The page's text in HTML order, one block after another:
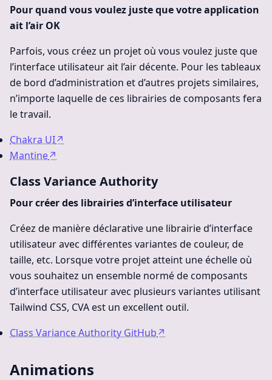
Pour quand vous voulez juste que votre application
ait l’air OK
Parfois, vous créez un projet où vous voulez juste que
l’interface utilisateur ait l’air décente. Pour les tableaux
de bord d’administration et d’autres projets similaires,
n’importe laquelle de ces librairies de composants fera
le travail.
Chakra UI↗
Mantine↗
Class Variance Authority
Pour créer des librairies d’interface utilisateur
Créez de manière déclarative une librairie d’interface
utilisateur avec différentes variantes de couleur, de
taille, etc. Lorsque votre projet atteint une échelle où
vous souhaitez un ensemble normé de composants
d’interface utilisateur avec plusieurs variantes utilisant
Tailwind CSS, CVA est un excellent outil.
Class Variance Authority GitHub↗
Animations